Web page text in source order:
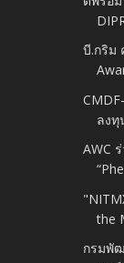
บี.กริม
ลงทุ
AWC
the
กรมพั